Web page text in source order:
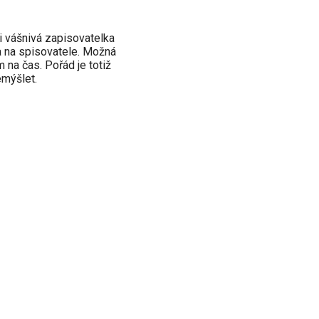
vášnivá zapisovatelka
spisovatele. Možná
na čas. Pořád je totiž